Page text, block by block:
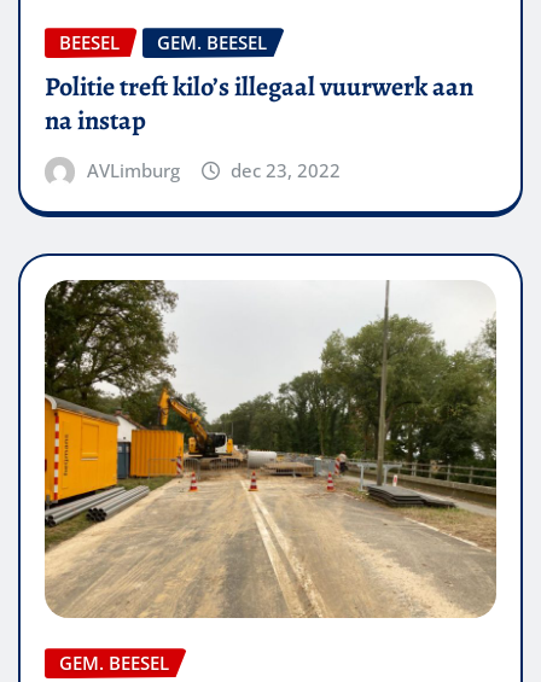
BEESEL GEM. BEESEL
Politie treft kilo’s illegaal vuurwerk aan
na instap
AVLimburg dec 23, 2022
GEM. BEESEL